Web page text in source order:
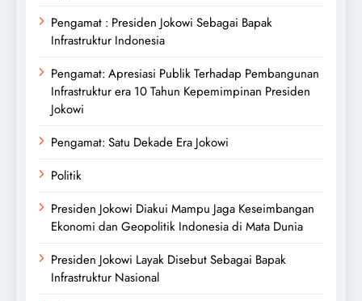
Pengamat : Presiden Jokowi Sebagai Bapak
Infrastruktur Indonesia
Pengamat: Apresiasi Publik Terhadap Pembangunan
Infrastruktur era 10 Tahun Kepemimpinan Presiden
Jokowi
Pengamat: Satu Dekade Era Jokowi
Politik
Presiden Jokowi Diakui Mampu Jaga Keseimbangan
Ekonomi dan Geopolitik Indonesia di Mata Dunia
Presiden Jokowi Layak Disebut Sebagai Bapak
Infrastruktur Nasional